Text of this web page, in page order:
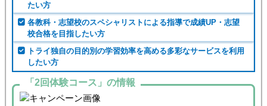
たい方
各教科・志望校のスペシャリストによる指導で成績UP・志望
校合格を目指したい方
トライ独自の目的別の学習効率を高める多彩なサービスを利用
したい方
「2回体験コース」の情報